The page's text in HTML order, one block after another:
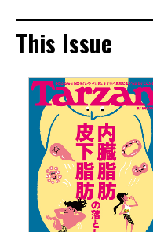
This Issue